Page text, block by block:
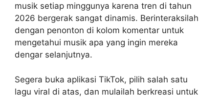
musik setiap minggunya karena tren di tahun
2026 bergerak sangat dinamis. Berinteraksilah
dengan penonton di kolom komentar untuk
mengetahui musik apa yang ingin mereka
dengar selanjutnya.
Segera buka aplikasi TikTok, pilih salah satu
lagu viral di atas, dan mulailah berkreasi untuk